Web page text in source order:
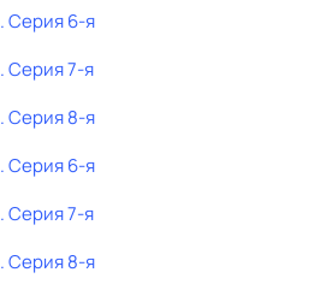
. Серия 6-я
. Серия 7-я
. Серия 8-я
. Серия 6-я
. Серия 7-я
. Серия 8-я